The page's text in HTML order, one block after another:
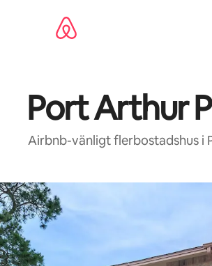
Port Arthur
Airbnb-vänligt flerbostadshus i